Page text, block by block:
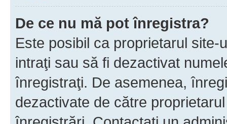
De ce nu mă pot înregistra?
Este posibil ca proprietarul
intraţi sau să fi dezactivat
înregistraţi. De asemenea,
dezactivate de către